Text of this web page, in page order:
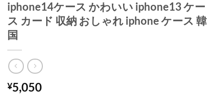
iphone14ケース かわいい iphone13 ケー
ス カード 収納 おしゃれ iphone ケース 韓
国
¥5,050